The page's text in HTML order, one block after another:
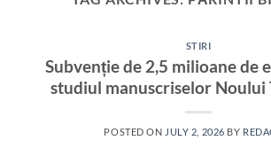
STIRI
Subvenție de 2,5 milioane de
studiul manuscriselor Noului
POSTED ON JULY 2, 2026 BY